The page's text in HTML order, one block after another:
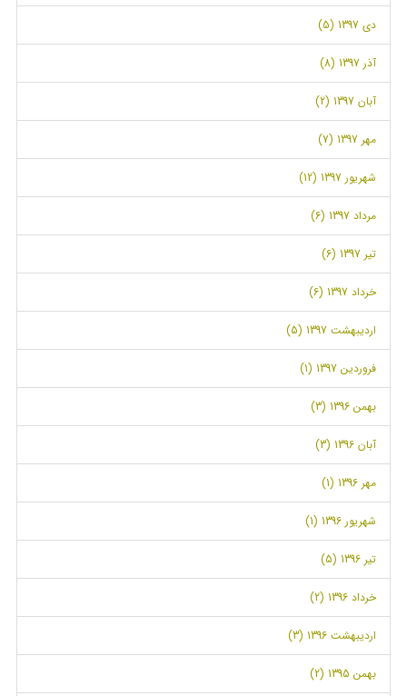
دی 1397 (5)
آذر 1397 (8)
آبان 1397 (2)
مهر 1397 (7)
شهریور 1397 (12)
مرداد 1397 (6)
تیر 1397 (6)
خرداد 1397 (6)
اردیبهشت 1397 (5)
فروردین 1397 (1)
بهمن 1396 (3)
آبان 1396 (3)
مهر 1396 (1)
شهریور 1396 (1)
تیر 1396 (5)
خرداد 1396 (2)
اردیبهشت 1396 (3)
بهمن 1395 (2)